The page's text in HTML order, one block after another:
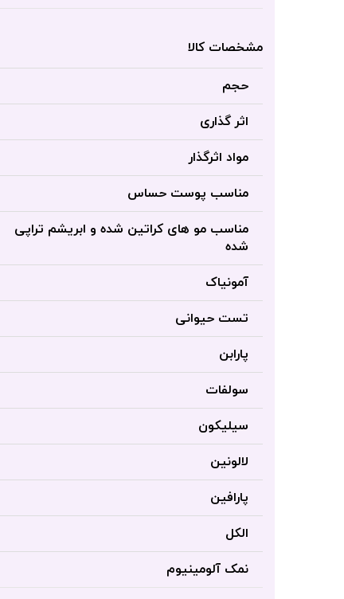
مشخصات کالا
حجم
اثر گذاری
مواد اثرگذار
مناسب پوست حساس
مناسب مو های کراتین شده و ابریشم تراپی
شده
آمونیاک
تست حیوانی
پارابن
سولفات
سیلیکون
لالونین
پارافین
الکل
نمک آلومینیوم